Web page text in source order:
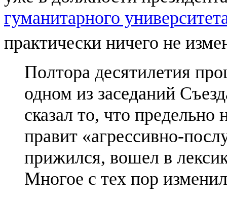
гуманитарного
практически ничего не
Полтора десятилетия
одном из заседаний
сказал то, что
правит «агрессивно-
прижился, вошел в
Многое с тех пор